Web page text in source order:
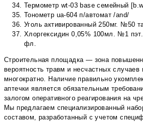
Термометр wt-03 base семейный
Тонометр ua-604 п/автомат /and/
Уголь активированный 250мг. №50
Хлоргексидин 0,05% 100мл. №1
фл.
Строительная площадка — зона
вероятность травм и несчастных случаев
многократно. Наличие правильно
аптечки является обязательным
залогом оперативного реагирования на
Мы предлагаем специализированный
составом, разработанный с учетом